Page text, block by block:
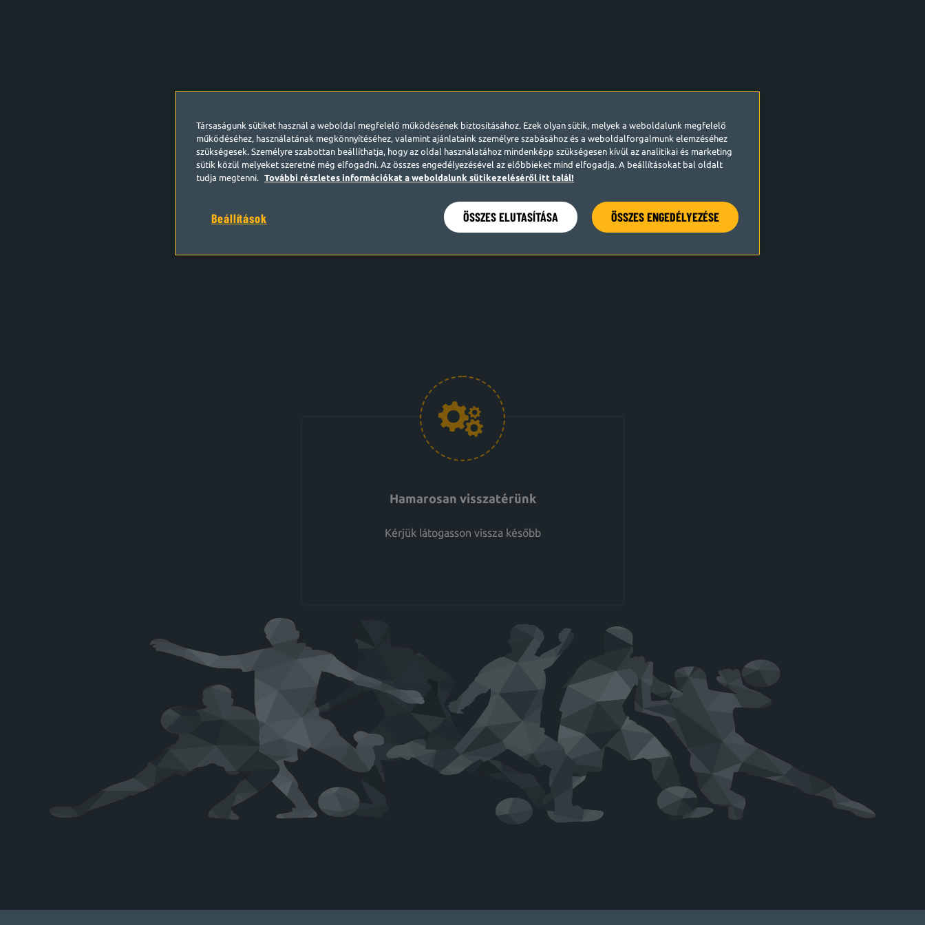
Hamarosan visszatérünk
Kérjük látogasson vissza később
Társaságunk sütiket használ a weboldal megfelelő működésének biztosításához. Ezek olyan sütik, melyek a weboldalunk megfelelő
működéséhez, használatának megkönnyítéséhez, valamint ajánlataink személyre szabásához és a weboldalforgalmunk elemzéséhez
szükségesek. Személyre szabottan beállíthatja, hogy az oldal használatához mindenképp szükségesen kívül az analitikai és marketing
sütik közül melyeket szeretné még elfogadni. Az összes engedélyezésével az előbbieket mind elfogadja. A beállításokat bal oldalt
tudja megtenni.
További részletes információkat a weboldalunk sütikezeléséről itt talál!
Beállítások ÖSSZES ELUTASÍTÁSA ÖSSZES ENGEDÉLYEZÉSE